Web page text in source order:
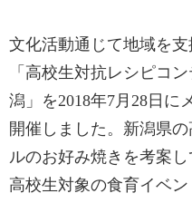
文化活動通じて地域を支
「高校生対抗レシピコ
潟」を2018年7月28日に
開催しました。新潟県
ルのお好み焼きを考案
高校生対象の食育イベ